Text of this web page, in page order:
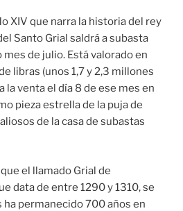
XIV que narra la historia del rey
Santo Grial saldrá a subasta
de julio. Está valorado en
libras (unos 1,7 y 2,3 millones
la venta el día 8 de ese mes en
pieza estrella de la puja de
de la casa de subastas
el llamado Grial de
data de entre 1290 y 1310, se
ha permanecido 700 años en